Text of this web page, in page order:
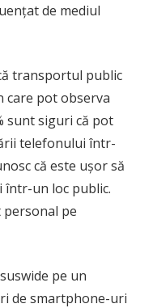
de mediul
transportul public
care pot observa
sunt siguri că pot
telefonului într-
că este ușor să
într-un loc public.
personal pe
pe un
de smartphone-uri